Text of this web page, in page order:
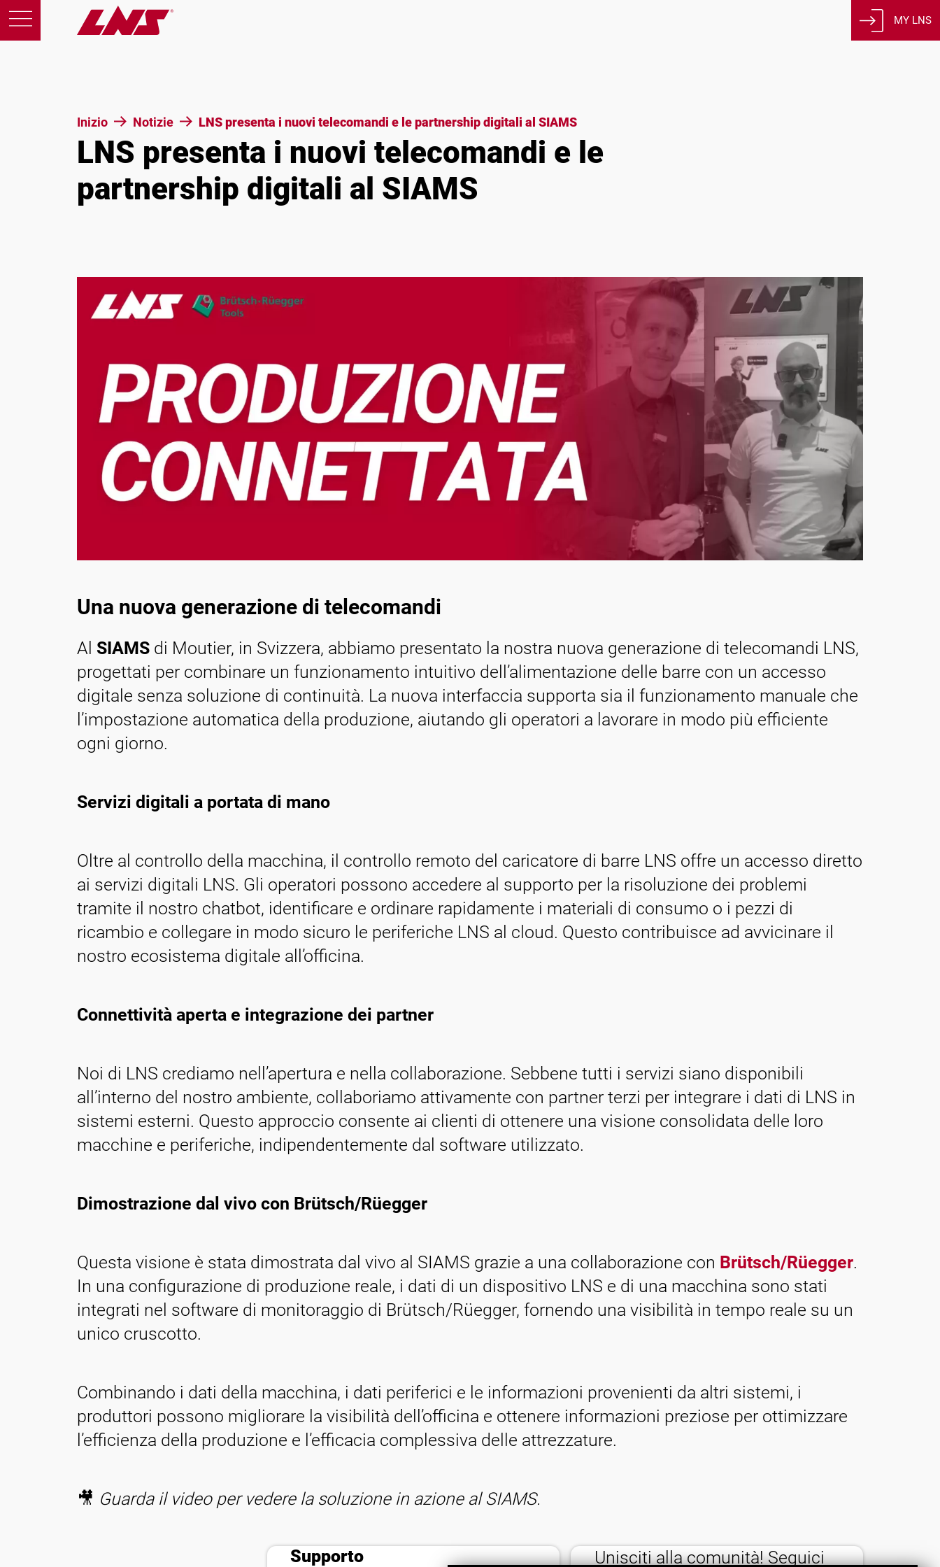
Inizio Notizie LNS presenta i nuovi telecomandi e le partnership digitali al SIAMS
LNS presenta i nuovi telecomandi e le
partnership digitali al SIAMS
Una nuova generazione di telecomandi
Al SIAMS di Moutier, in Svizzera, abbiamo presentato la nostra nuova generazione di telecomandi LNS,
progettati per combinare un funzionamento intuitivo dell’alimentazione delle barre con un accesso
digitale senza soluzione di continuità. La nuova interfaccia supporta sia il funzionamento manuale che
l’impostazione automatica della produzione, aiutando gli operatori a lavorare in modo più efficiente
ogni giorno.
Servizi digitali a portata di mano
Oltre al controllo della macchina, il controllo remoto del caricatore di barre LNS offre un accesso diretto
ai servizi digitali LNS. Gli operatori possono accedere al supporto per la risoluzione dei problemi
tramite il nostro chatbot, identificare e ordinare rapidamente i materiali di consumo o i pezzi di
ricambio e collegare in modo sicuro le periferiche LNS al cloud. Questo contribuisce ad avvicinare il
nostro ecosistema digitale all’officina.
Connettività aperta e integrazione dei partner
Noi di LNS crediamo nell’apertura e nella collaborazione. Sebbene tutti i servizi siano disponibili
all’interno del nostro ambiente, collaboriamo attivamente con partner terzi per integrare i dati di LNS in
sistemi esterni. Questo approccio consente ai clienti di ottenere una visione consolidata delle loro
macchine e periferiche, indipendentemente dal software utilizzato.
Dimostrazione dal vivo con Brütsch/Rüegger
Questa visione è stata dimostrata dal vivo al SIAMS grazie a una collaborazione con Brütsch/Rüegger.
In una configurazione di produzione reale, i dati di un dispositivo LNS e di una macchina sono stati
integrati nel software di monitoraggio di Brütsch/Rüegger, fornendo una visibilità in tempo reale su un
unico cruscotto.
Combinando i dati della macchina, i dati periferici e le informazioni provenienti da altri sistemi, i
produttori possono migliorare la visibilità dell’officina e ottenere informazioni preziose per ottimizzare
l’efficienza della produzione e l’efficacia complessiva delle attrezzature.
🎥 Guarda il video per vedere la soluzione in azione al SIAMS.
contact_support
Supporto thumb_up
Unisciti alla comunità! Seguici
Prodotti
Support
Educazione
Carriera
MY LNS